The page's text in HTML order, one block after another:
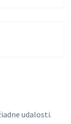
udalosti.